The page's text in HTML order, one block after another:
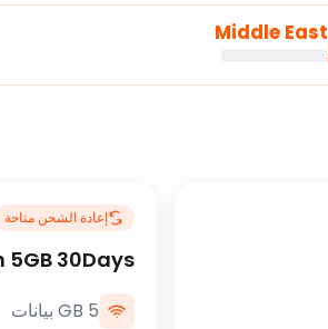
Middle East
إعادة الشحن متاحة
30Days
5 GB بيانات